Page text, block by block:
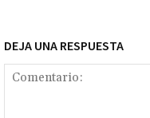
DEJA UNA RESPUESTA